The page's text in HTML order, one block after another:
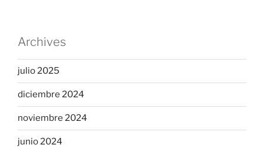
Archives
julio 2025
diciembre 2024
noviembre 2024
junio 2024